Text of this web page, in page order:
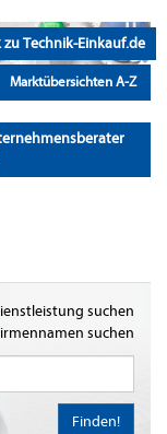
Technik-Einkauf.de
Marktübersichten A-Z
suchen
suchen
Finden!